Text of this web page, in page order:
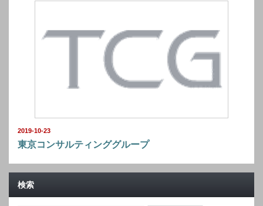
2019-10-23
東京コンサルティンググループ
検索